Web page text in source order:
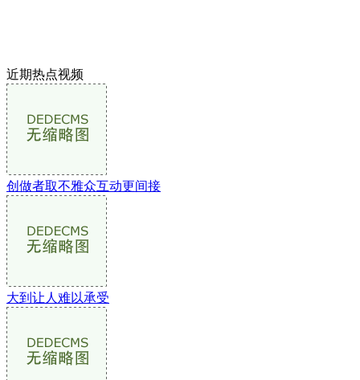
近期热点视频
创做者取不雅众互动更间接
大到让人难以承受